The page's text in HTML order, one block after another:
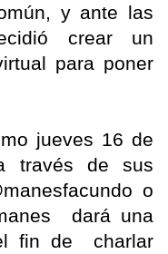
y ante las
crear un
para poner
jueves 16 de
través de sus
o
dará una
fin de charlar